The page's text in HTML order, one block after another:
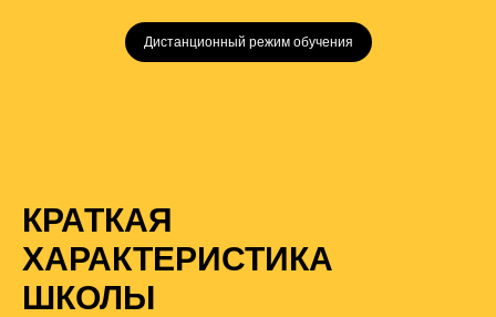
Дистанционный режим обучения
КРАТКАЯ
ХАРАКТЕРИСТИКА
ШКОЛЫ